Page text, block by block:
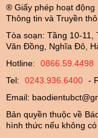
® Giấy phép hoạt động
Thông tin và Truyền
Tòa soạn: Tầng 10-11,
Văn Đồng, Nghĩa Đô,
Hotline:
0866.59.4498
Tel:
0243.936.6400 -
Email:
Bản quyền thuộc về
hình thức nếu không